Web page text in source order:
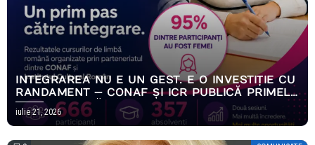
INTEGRAREA NU E UN GEST. E O INVESTIȚIE CU
RANDAMENT — CONAF ȘI ICR PUBLICĂ PRIMELE
REZULTATE MĂSURABILE ALE PROGRAMULUI
EMPOWERING HOPE
iulie 21, 2026